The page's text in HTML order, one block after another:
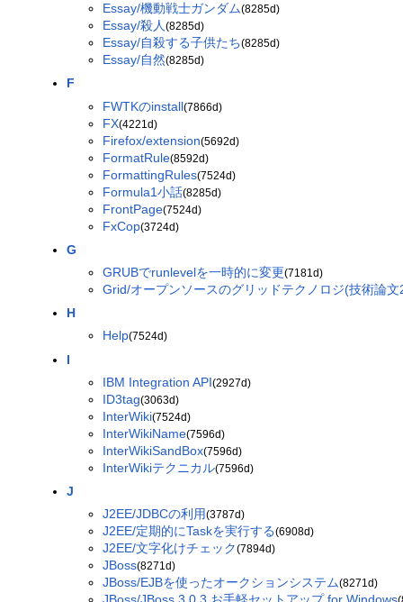
Essay/機動戦士ガンダム(8285d)
Essay/殺人(8285d)
Essay/自殺する子供たち(8285d)
Essay/自然(8285d)
F
FWTKのinstall(7866d)
FX(4221d)
Firefox/extension(5692d)
FormatRule(8592d)
FormattingRules(7524d)
Formula1小話(8285d)
FrontPage(7524d)
FxCop(3724d)
G
GRUBでrunlevelを一時的に変更(7181d)
Grid/オープンソースのグリッドテクノロジ(技術論
H
Help(7524d)
I
IBM Integration API(2927d)
ID3tag(3063d)
InterWiki(7524d)
InterWikiName(7596d)
InterWikiSandBox(7596d)
InterWikiテクニカル(7596d)
J
J2EE/JDBCの利用(3787d)
J2EE/定期的にTaskを実行する(6908d)
J2EE/文字化けチェック(7894d)
JBoss(8271d)
JBoss/EJBを使ったオークションシステム(8271d)